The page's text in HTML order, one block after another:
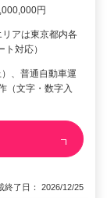
円
アは東京都内各
対応）
、普通自動車運
（文字・数字入
了日： 2026/12/25